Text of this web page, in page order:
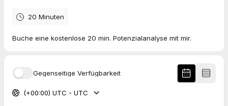
20 Minuten
Buche eine kostenlose 20 min. Potenzialanalyse mit mir.
Gegenseitige Verfügbarkeit
(+00:00) UTC - UTC